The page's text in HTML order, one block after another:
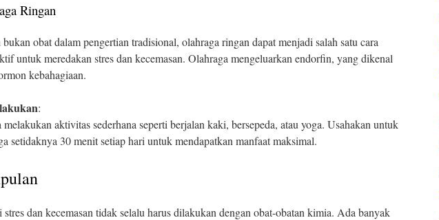
Ringan
obat dalam pengertian tradisional, olahraga ringan dapat menjadi salah satu cara
untuk meredakan stres dan kecemasan. Olahraga mengeluarkan endorfin, yang dikenal
kebahagiaan.
:
melakukan aktivitas sederhana seperti berjalan kaki, bersepeda, atau yoga. Usahakan untuk
setidaknya 30 menit setiap hari untuk mendapatkan manfaat maksimal.
stres dan kecemasan tidak selalu harus dilakukan dengan obat-obatan kimia. Ada banyak